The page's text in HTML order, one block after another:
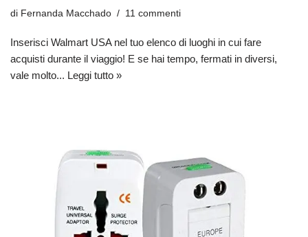
di Fernanda Macchado 11 commenti
Inserisci Walmart USA nel tuo elenco di luoghi in cui fare
acquisti durante il viaggio! E se hai tempo, fermati in diversi,
vale molto... Leggi tutto »